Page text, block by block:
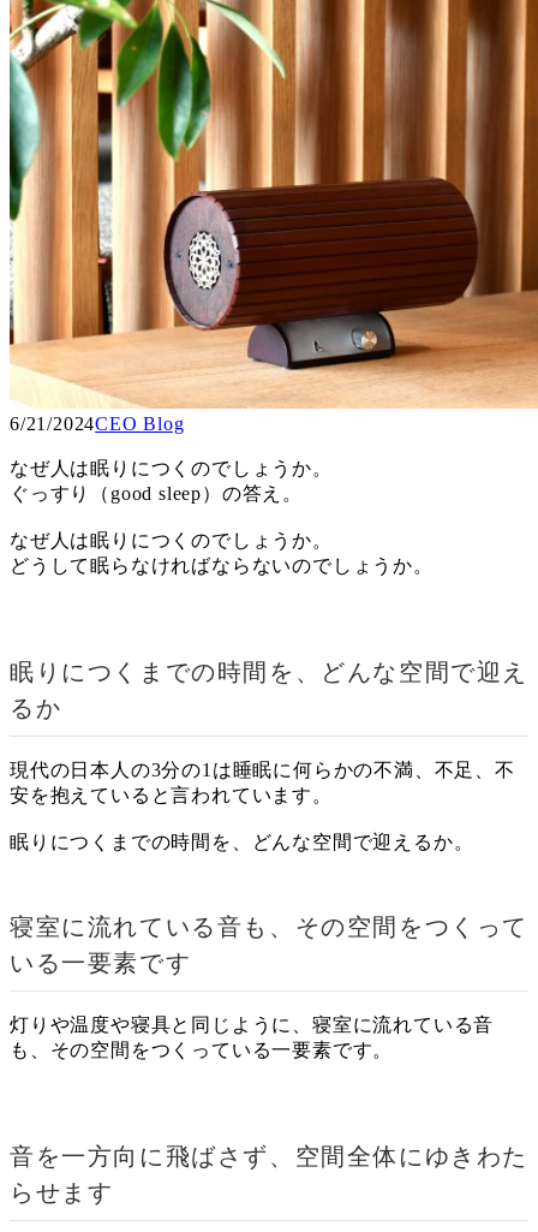
6/21/2024CEO Blog
なぜ人は眠りにつくのでしょうか。
ぐっすり（good sleep）の答え。
なぜ人は眠りにつくのでしょうか。
どうして眠らなければならないのでしょうか。
眠りにつくまでの時間を、どんな空間で迎え
るか
現代の日本人の3分の1は睡眠に何らかの不満、不足、不
安を抱えていると言われています。
眠りにつくまでの時間を、どんな空間で迎えるか。
寝室に流れている音も、その空間をつくって
いる一要素です
灯りや温度や寝具と同じように、寝室に流れている音
も、その空間をつくっている一要素です。
音を一方向に飛ばさず、空間全体にゆきわた
らせます